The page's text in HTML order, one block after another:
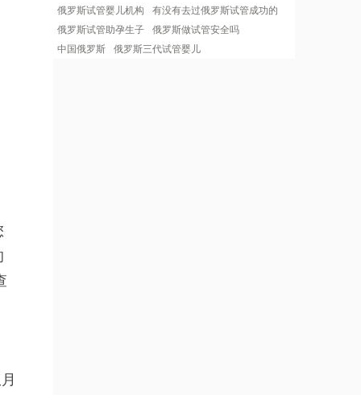
俄罗斯试管婴儿机构
有没有去过俄罗斯试管成功的
俄罗斯试管助孕生子
俄罗斯做试管安全吗
中国俄罗斯
俄罗斯三代试管婴儿